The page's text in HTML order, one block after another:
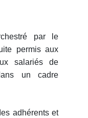
par le
permis aux
salariés de
un cadre
adhérents et